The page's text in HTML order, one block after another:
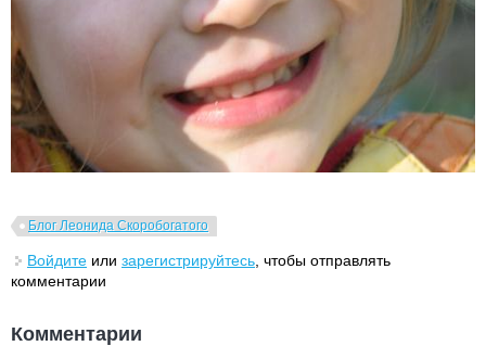
Блог Леонида Скоробогатого
Войдите или зарегистрируйтесь , чтобы отправлять
комментарии
Комментарии